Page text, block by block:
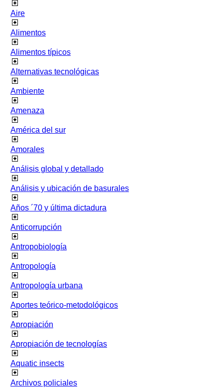
Aire
Alimentos
Alimentos típicos
Alternativas tecnológicas
Ambiente
Amenaza
América del sur
Amorales
Análisis global y detallado
Análisis y ubicación de basurales
Años ´70 y última dictadura
Anticorrupción
Antropobiología
Antropología
Antropología urbana
Aportes teórico-metodológicos
Apropiación
Apropiación de tecnologías
Aquatic insects
Archivos policiales